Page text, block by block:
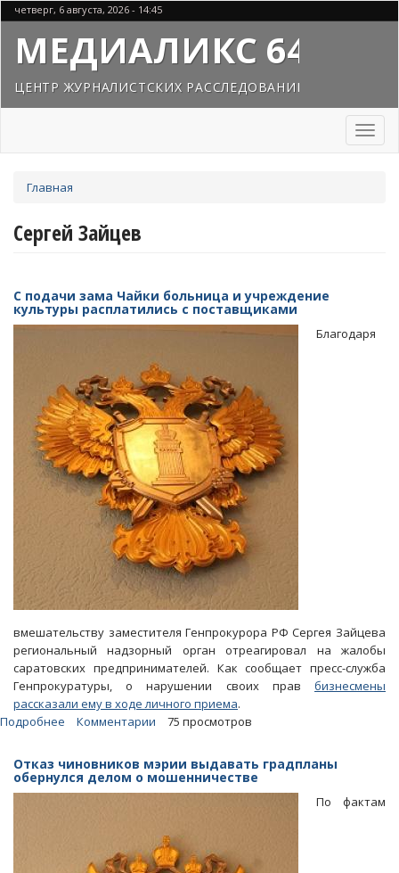
Перейти
к
основному
содержанию
четверг, 6 августа, 2026 - 14:45
МЕДИАЛИКС 64
ЦЕНТР ЖУРНАЛИСТСКИХ РАССЛЕДОВАНИЙ
Toggle
здесь
Главная
Сергей Зайцев
С подачи зама Чайки больница и учреждение
культуры расплатились с поставщиками
Благодаря
вмешательству заместителя Генпрокурора РФ Сергея Зайцева
региональный надзорный орган отреагировал на жалобы
саратовских предпринимателей. Как сообщает пресс-служба
Генпрокуратуры, о нарушении своих прав бизнесмены
рассказали ему в ходе личного приема.
Подробнее
зама
Чайки
учреждение
культуры
Комментарии 75 просмотров
Отказ чиновников мэрии выдавать градпланы
обернулся делом о мошенничестве
По фактам